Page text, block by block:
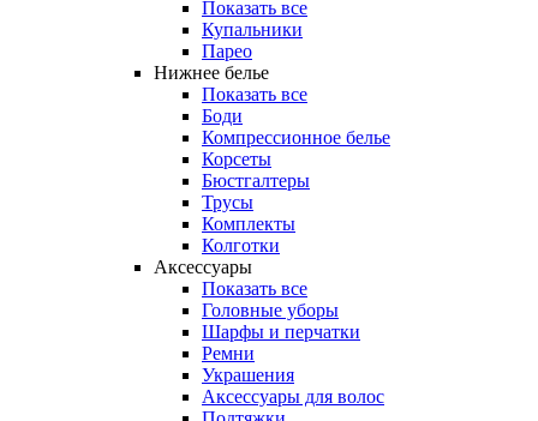
Показать все
Купальники
Парео
Нижнее белье
Показать все
Боди
Компрессионное белье
Корсеты
Бюстгалтеры
Трусы
Комплекты
Колготки
Аксессуары
Показать все
Головные уборы
Шарфы и перчатки
Ремни
Украшения
Аксессуары для волос